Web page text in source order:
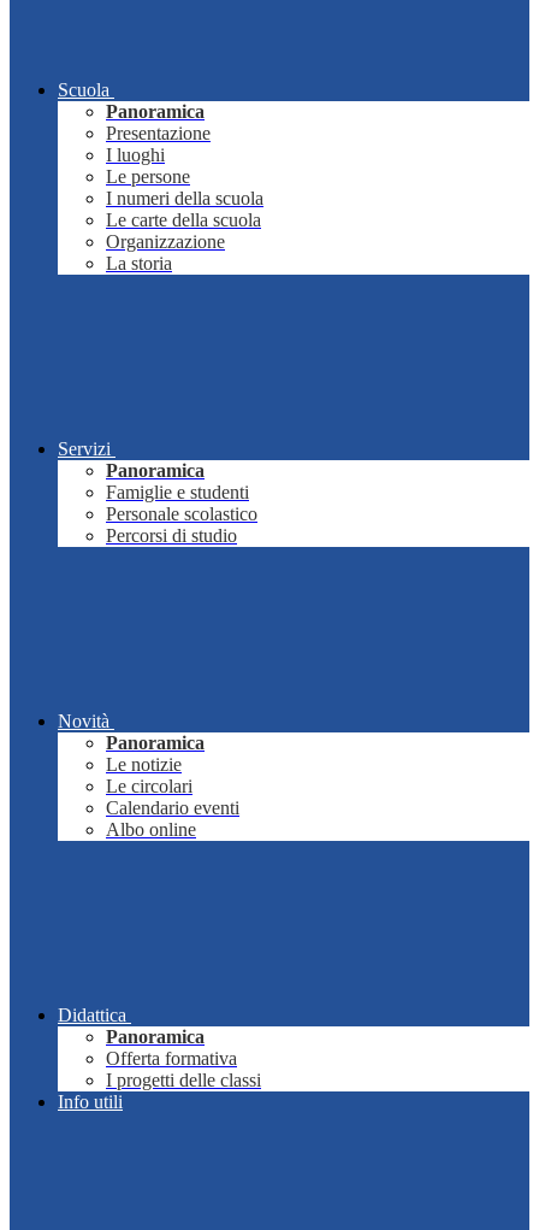
Scuola
Panoramica
Presentazione
I luoghi
Le persone
I numeri della scuola
Le carte della scuola
Organizzazione
La storia
Servizi
Panoramica
Famiglie e studenti
Personale scolastico
Percorsi di studio
Novità
Panoramica
Le notizie
Le circolari
Calendario eventi
Albo online
Didattica
Panoramica
Offerta formativa
I progetti delle classi
Info utili